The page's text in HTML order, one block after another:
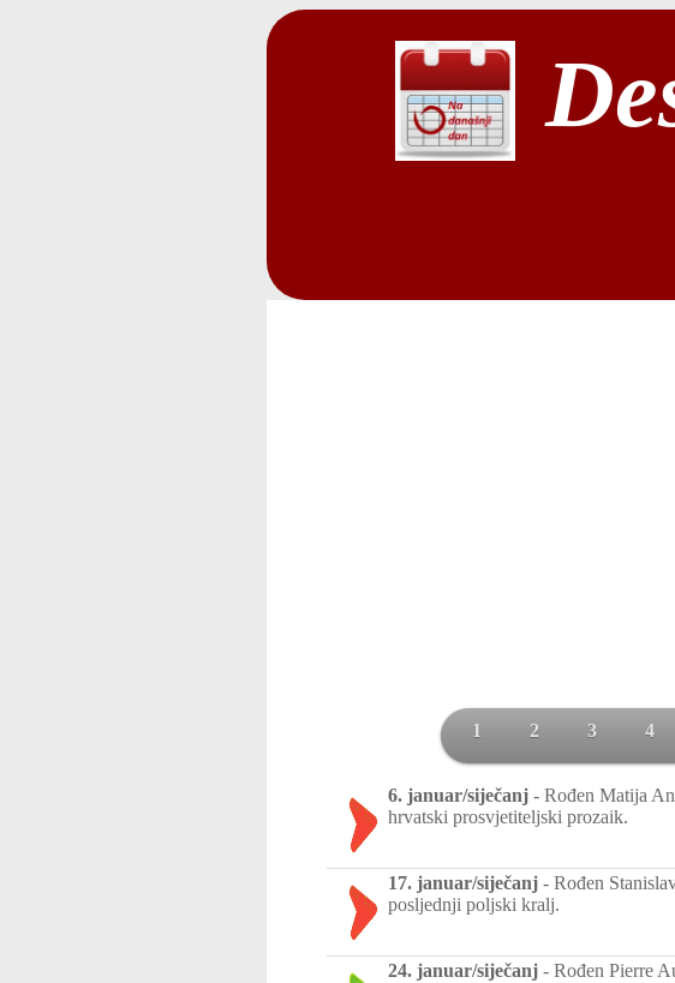
1 2 3 4
6. januar/siječanj - Rođen Matija
hrvatski prosvjetiteljski prozaik.
17. januar/siječanj - Rođen
posljednji poljski kralj.
24. januar/siječanj - Rođen Pierre